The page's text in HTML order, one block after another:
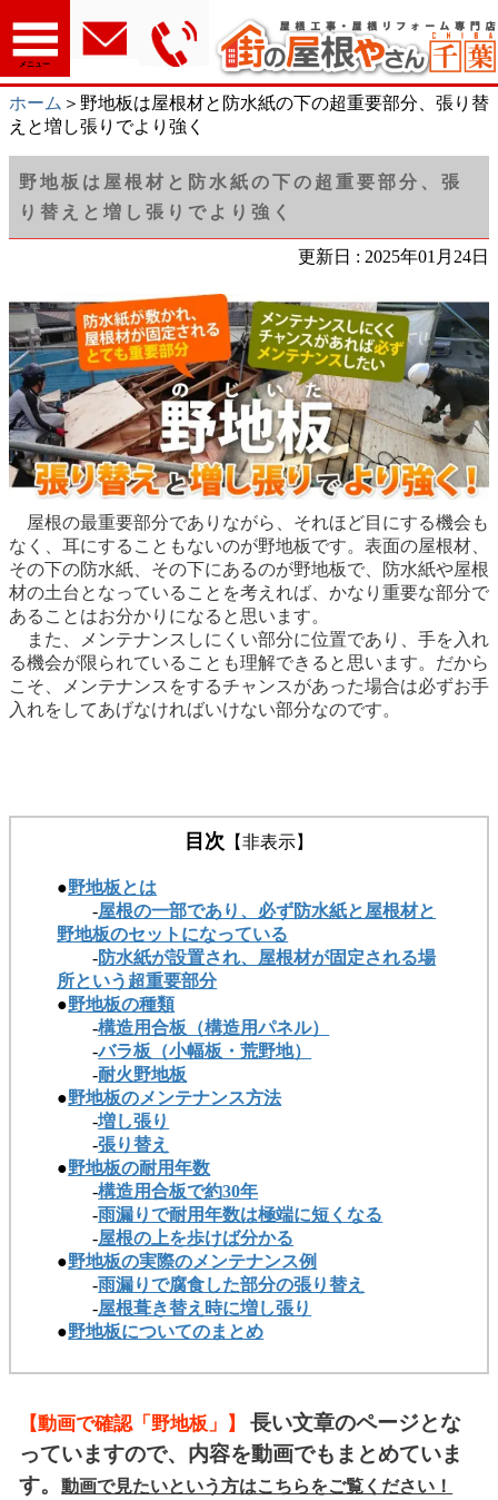
メニュー
ホーム ＞野地板は屋根材と防水紙の下の超重要部分、張り替
えと増し張りでより強く
野地板は屋根材と防水紙の下の超重要部分、張
り替えと増し張りでより強く
更新日 : 2025年01月24日
屋根の最重要部分でありながら、それほど目にする機会も
なく、耳にすることもないのが野地板です。表面の屋根材、
その下の防水紙、その下にあるのが野地板で、防水紙や屋根
材の土台となっていることを考えれば、かなり重要な部分で
あることはお分かりになると思います。
また、メンテナンスしにくい部分に位置であり、手を入れ
る機会が限られていることも理解できると思います。だから
こそ、メンテナンスをするチャンスがあった場合は必ずお手
入れをしてあげなければいけない部分なのです。
目次 【非表示】
●野地板とは
-屋根の一部であり、必ず防水紙と屋根材と
野地板のセットになっている
-防水紙が設置され、屋根材が固定される場
所という超重要部分
●野地板の種類
-構造用合板（構造用パネル）
-バラ板（小幅板・荒野地）
-耐火野地板
●野地板のメンテナンス方法
-増し張り
-張り替え
●野地板の耐用年数
-構造用合板で約30年
-雨漏りで耐用年数は極端に短くなる
-屋根の上を歩けば分かる
●野地板の実際のメンテナンス例
-雨漏りで腐食した部分の張り替え
-屋根葺き替え時に増し張り
●野地板についてのまとめ
【動画で確認「野地板」】
長い文章のページとな
っていますので、内容を動画でもまとめていま
す。動画で見たいという方はこちらをご覧ください！